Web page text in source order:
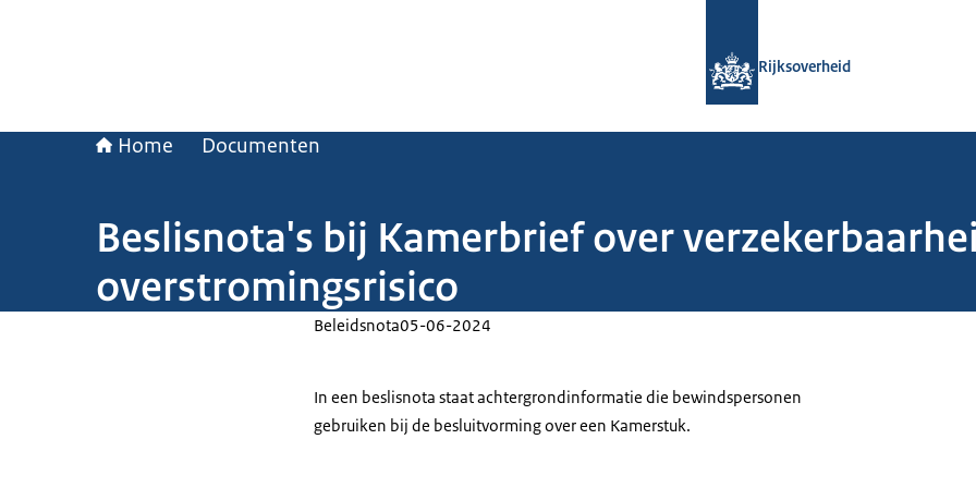
Rijksoverheid
Home Documenten
Beslisnota's bij Kamerbrief over
overstromingsrisico
Beleidsnota05-06-2024
In een beslisnota staat achtergrondinformatie die bewindspersonen
gebruiken bij de besluitvorming over een Kamerstuk.